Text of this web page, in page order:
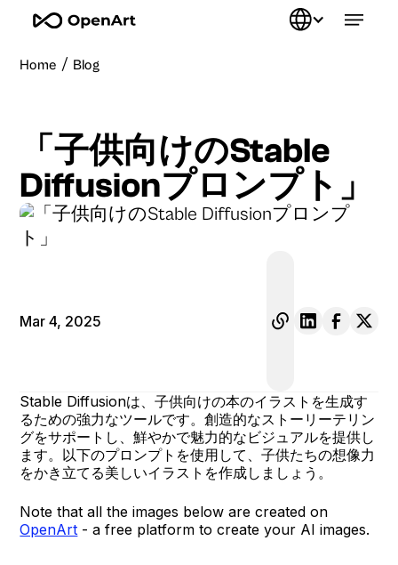
Home / Blog
「子供向けのStable
Diffusionプロンプト」
Mar 4, 2025
Stable Diffusionは、子供向けの本のイラストを生成す
るための強力なツールです。創造的なストーリーテリン
グをサポートし、鮮やかで魅力的なビジュアルを提供し
ます。以下のプロンプトを使用して、子供たちの想像力
をかき立てる美しいイラストを作成しましょう。
Note that all the images below are created on
OpenArt - a free platform to create your AI images.